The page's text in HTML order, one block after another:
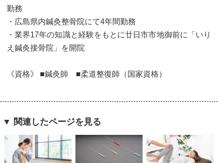
勤務
・広島県内鍼灸整骨院にて4年間勤務
・業界17年の知識と経験をもとに廿日市市地御前に「いり
え鍼灸接骨院」を開院
《資格》 ■鍼灸師 ■柔道整復師（国家資格）
▼ 関連したページを見る